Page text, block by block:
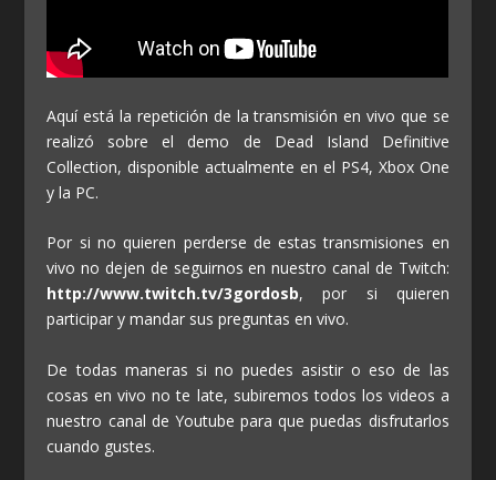
Aquí está la repetición de la transmisión en vivo que se
realizó sobre el demo de Dead Island Definitive
Collection, disponible actualmente en el PS4, Xbox One
y la PC.
Por si no quieren perderse de estas transmisiones en
vivo no dejen de seguirnos en nuestro canal de Twitch:
http://www.twitch.tv/3gordosb, por si quieren
participar y mandar sus preguntas en vivo.
De todas maneras si no puedes asistir o eso de las
cosas en vivo no te late, subiremos todos los videos a
nuestro canal de Youtube para que puedas disfrutarlos
cuando gustes.